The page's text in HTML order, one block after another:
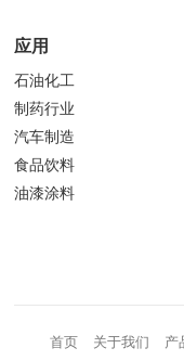
应用
石油化工
制药行业
汽车制造
食品饮料
油漆涂料
首页 关于我们 产